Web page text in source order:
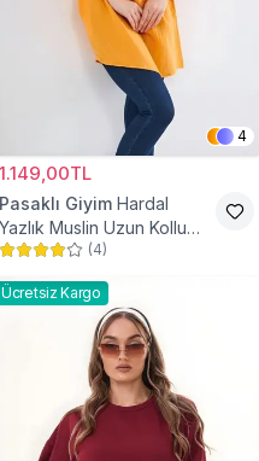
4
1.149,00TL
Pasaklı Giyim Hardal
Yazlık Muslin Uzun Kollu
Hakim Yaka Cepli Tesettür
(4)
Ücretsiz Kargo